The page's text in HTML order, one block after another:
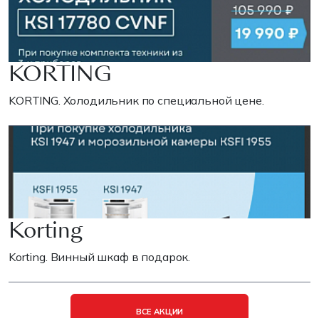
KORTING
KORTING. Холодильник по специальной цене.
Korting
Korting. Винный шкаф в подарок.
ВСЕ АКЦИИ